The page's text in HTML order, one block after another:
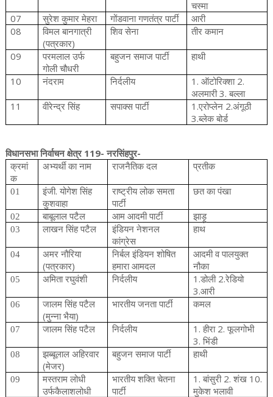
चस्मा
07 सुरेश कुमार मेहरा गोंडवाना गणतंत्र पार्टी आरी
08 विमल बानगात्री
(पत्रकार)
शिव सेना तीर कमान
09 परमलाल उर्फ
गोली चौधरी
बहुजन समाज पार्टी हाथी
10 नंदराम निर्दलीय 1.ऑटोरिक्शा2.
अलमारी3.बल्ला
11 वीरेन्द्र सिंह सपाक्स पार्टी 1.एरोप्लेन 2.अंगूठी
3.ब्लेक बोर्ड
विधानसभा निर्वाचन क्षेत्र119- नरसिंहपुर-​
क्रमां
क
अभ्यर्थी का नाम राजनैतिक दल प्रतीक
01 इंजी.योगेश सिंह
कुशवाहा
राष्ट्रीय लोक समता
पार्टी
छत का पंखा
02 बाबूलाल पटैल आम आदमी पार्टी
झाड़ू
03
लाखन सिंह पटैल इंडियन नेशनल
कांग्रेस
हाथ
04 अमर नौरिया
(पत्रकार)
निर्बल इंडियन शोषित
हमारा आमदल
आदमी व पालयुक्त
नौका
05
अमिता रघुवंशी निर्दलीय 1.डोली 2.रेडियो
3.आरी
06
जालम सिंह पटैल
(मुन्ना भैया)
भारतीय जनता पार्टी कमल
07 जालम सिंह पटैल निर्दलीय 1.हीरा 2.फूलगोभी
3.भिंडी
08
झब्बूलाल अहिरवार
(मेजर)
बहुजन समाज पार्टी हाथी
09 मस्तराम लोधी
उर्फकैलाशलोधी
भारतीय शक्ति चेतना
पार्टी
1.बांसुरी 2.शंख 10.
मुकेश भलावी